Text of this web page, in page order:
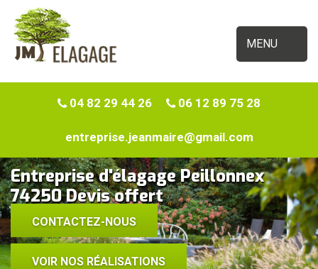
MENU
04 82 29 44 26 06 12 89 75 28
entreprise.jeanmaire@gmail.com
Entreprise d'élagage Peillonnex
74250 Devis offert
CONTACTEZ-NOUS
VOIR NOS RÉALISATIONS